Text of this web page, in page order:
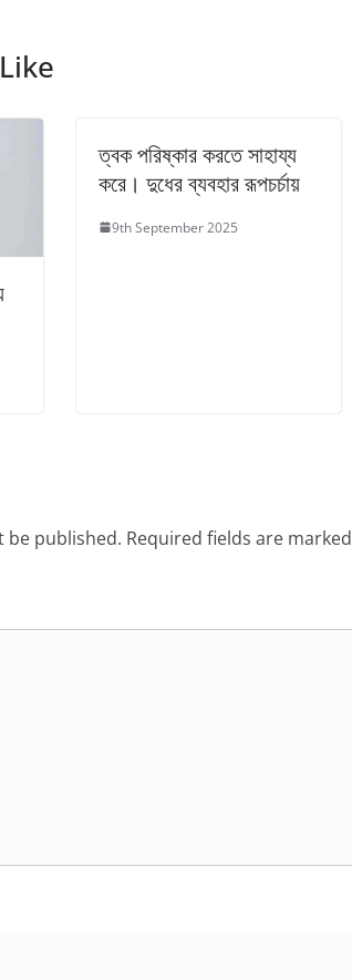
ত্বক পরিষ্কার করতে সাহায্য
করে। দুধের ব্যবহার রূপচর্চায়
9th September 2025
be published. Required fields are marked